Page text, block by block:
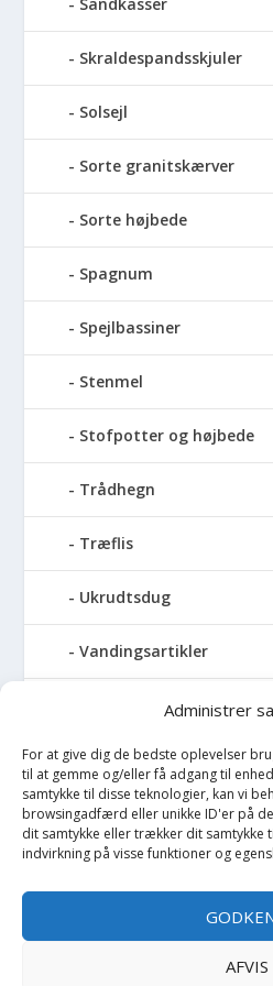
Administrer
For at give dig de bedste oplevelser
til at gemme og/eller få adgang til
samtykke til disse teknologier, kan vi
browsingadfærd eller unikke ID'er på
dit samtykke eller trækker dit samtykke
indvirkning på visse funktioner og
AFVIS
Skraldespandsskjuler
Solsejl
Sorte granitskærver
Sorte højbede
Spagnum
Spejlbassiner
Stenmel
Stofpotter og højbede
Trådhegn
Træflis
Ukrudtsdug
Vandingsartikler
Vandslanger
Vildthegn
vækstdug
Maling